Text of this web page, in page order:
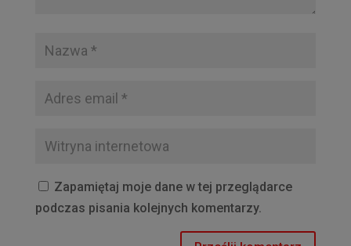
Zapamiętaj moje dane w tej przeglądarce
podczas pisania kolejnych komentarzy.